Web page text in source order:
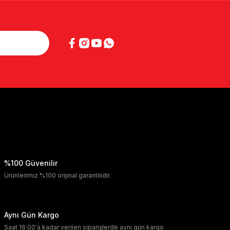
%100 Güvenilir
Ürünlerimiz %100 orijinal garantilidir.
Aynı Gün Kargo
Saat 16:00'a kadar verilen siparişlerde aynı gün kargo